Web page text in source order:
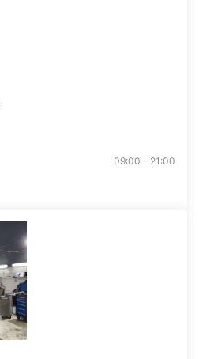
09:00 - 21:00